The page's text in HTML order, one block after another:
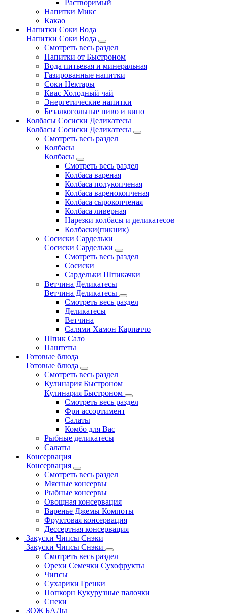
Растворимый
Напитки Микс
Какао
Напитки Соки Вода
Напитки Соки Вода
Смотреть весь раздел
Напитки от Быстроном
Вода питьевая и минеральная
Газированные напитки
Соки Нектары
Квас Холодный чай
Энергетические напитки
Безалкогольные пиво и вино
Колбасы Сосиски Деликатесы
Колбасы Сосиски Деликатесы
Смотреть весь раздел
Колбасы
Колбасы
Смотреть весь раздел
Колбаса вареная
Колбаса полукопченая
Колбаса варенокопченая
Колбаса сырокопченая
Колбаса ливерная
Нарезки колбасы и деликатесов
Колбаски(пикник)
Сосиски Сардельки
Сосиски Сардельки
Смотреть весь раздел
Сосиски
Сардельки Шпикачки
Ветчина Деликатесы
Ветчина Деликатесы
Смотреть весь раздел
Деликатесы
Ветчина
Салями Хамон Карпаччо
Шпик Сало
Паштеты
Готовые блюда
Готовые блюда
Смотреть весь раздел
Кулинария Быстроном
Кулинария Быстроном
Смотреть весь раздел
Фри ассортимент
Салаты
Комбо для Вас
Рыбные деликатесы
Салаты
Консервация
Консервация
Смотреть весь раздел
Мясные консервы
Рыбные консервы
Овощная консервация
Варенье Джемы Компоты
Фруктовая консервация
Дессертная консервация
Закуски Чипсы Снэки
Закуски Чипсы Снэки
Смотреть весь раздел
Орехи Семечки Сухофрукты
Чипсы
Сухарики Гренки
Попкорн Кукурузные палочки
Снеки
ЗОЖ БАДы